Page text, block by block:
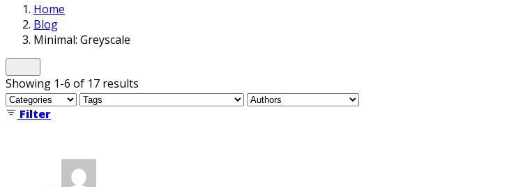
Home
Blog
Minimal: Greyscale
Showing 1-6 of 17 results
Filter